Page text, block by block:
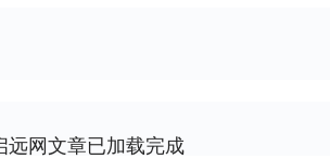
远网文章已加载完成